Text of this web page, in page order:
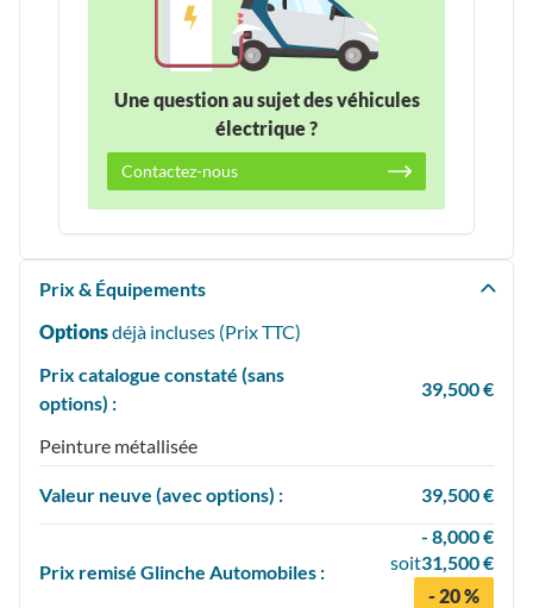
Une question au sujet des véhicules
électrique ?
Contactez-nous
Prix & Équipements
Optionsdéjà incluses (PrixTTC)
Prix catalogue constaté (sans
options) :
39,500 €
Peinture métallisée
Valeur neuve (avec options) : 39,500 €
Prix remisé Glinche Automobiles :
- 8,000 €
soit31,500 €
- 20 %